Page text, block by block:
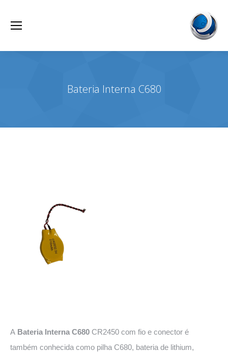
Bateria Interna C680
A Bateria Interna C680 CR2450 com fio e conector é
também conhecida como pilha C680, bateria de lithium,